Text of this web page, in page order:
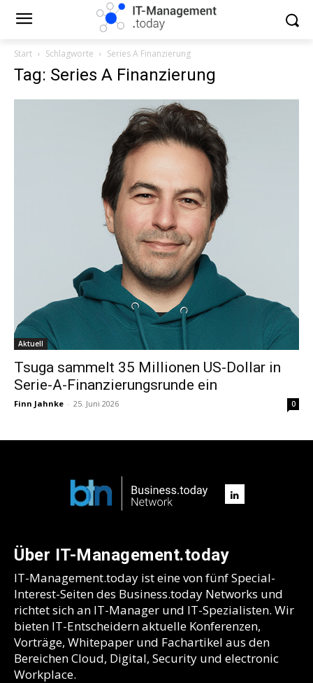
Start Schlagworte Series A Finanzierung
Tag: Series A Finanzierung
Aktuell
Tsuga sammelt 35 Millionen US-Dollar in
Serie-A-Finanzierungsrunde ein
Finn Jahnke - 25. Juni 2026 0
Über IT-Management.today
IT-Management.today ist eine von fünf Special-
Interest-Seiten des Business.today Networks und
richtet sich an IT-Manager und IT-Spezialisten. Wir
bieten IT-Entscheidern aktuelle Konferenzen,
Vorträge, Whitepaper und Fachartikel aus den
Bereichen Cloud, Digital, Security und electronic
Workplace.